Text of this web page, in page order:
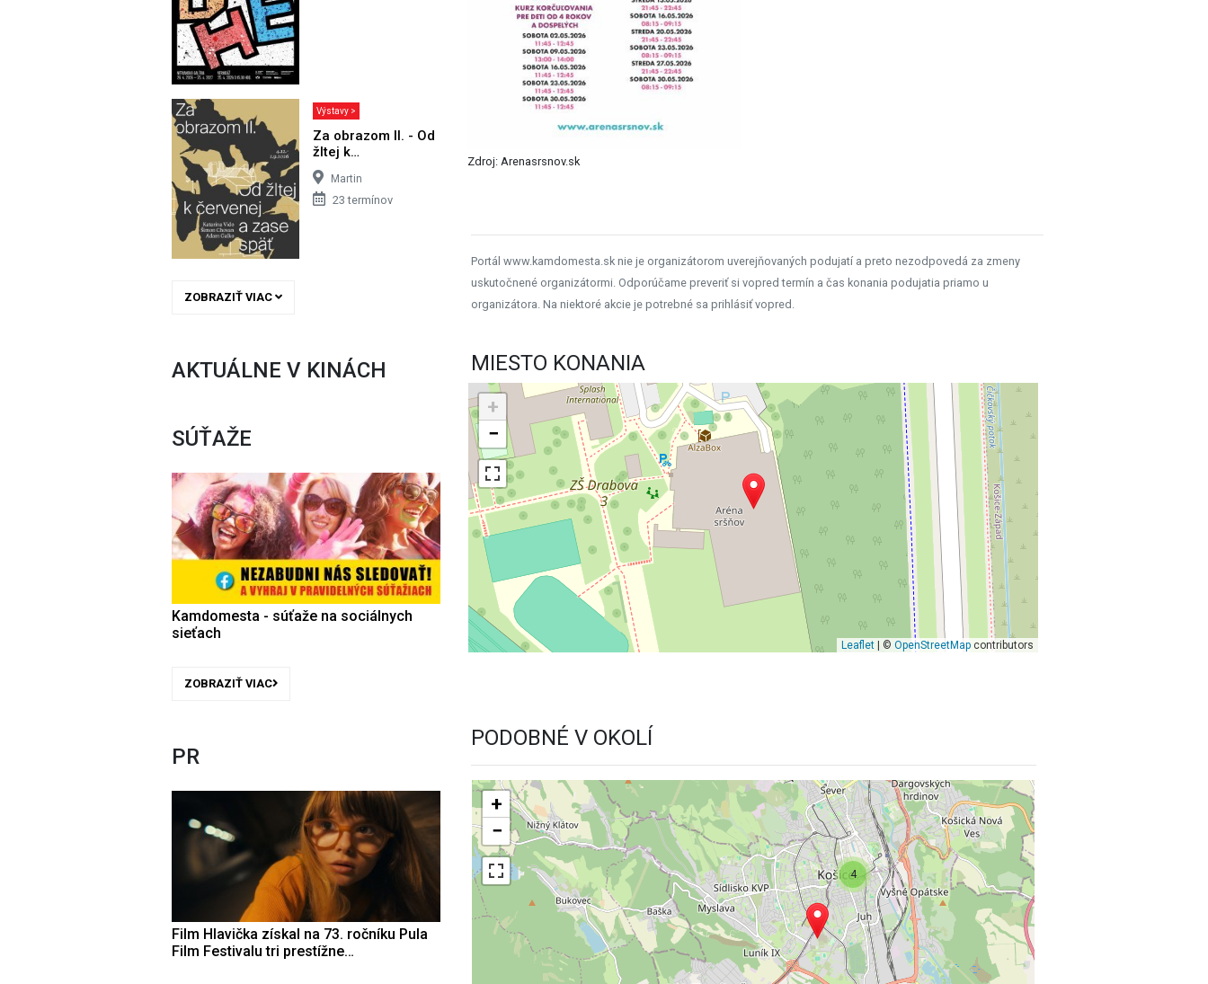
Výstavy >
Za obrazom II. - Od
žltej k…
Martin
23 termínov
ZOBRAZIŤ VIAC
AKTUÁLNE V KINÁCH
SÚŤAŽE
Kamdomesta - súťaže na sociálnych
sieťach
ZOBRAZIŤ VIAC
PR
Film Hlavička získal na 73. ročníku Pula
Film Festivalu tri prestížne…
Zdroj: Arenasrsnov.sk
Portál www.kamdomesta.sk nie je organizátorom uverejňovaných podujatí a preto nezodpovedá za zmeny
uskutočnené organizátormi. Odporúčame preveriť si vopred termín a čas konania podujatia priamo u
organizátora. Na niektoré akcie je potrebné sa prihlásiť vopred.
MIESTO KONANIA
+
−
Leaflet| © OpenStreetMapcontributors
PODOBNÉ V OKOLÍ
4
+
−